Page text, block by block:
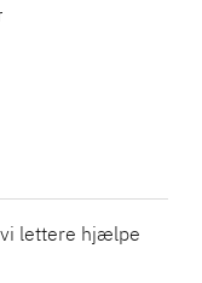
vi lettere hjælpe